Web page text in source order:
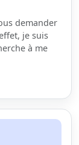
demander
je suis
à me